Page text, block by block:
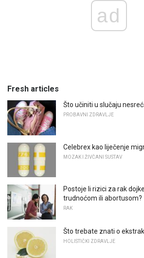
ad
Fresh articles
Što učiniti u slučaju
PROBAVNI ZDRAVLJE
Celebrex kao liječenje
MOZAK I ŽIVČANI SUSTAV
Postoje li rizici za rak
trudnoćom ili abortusom?
RAK
Što trebate znati o
HOLISTIČKI ZDRAVLJE